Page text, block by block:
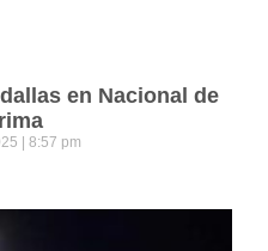
en Nacional de
8:57 pm